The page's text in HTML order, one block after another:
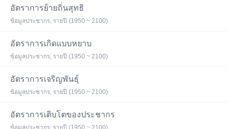
อัตราการย้ายถิ่นสุทธิ
ข้อมูลประชากร, รายปี (1950 ~ 2100)
อัตราการเกิดแบบหยาบ
ข้อมูลประชากร, รายปี (1950 ~ 2100)
อัตราการเจริญพันธุ์
ข้อมูลประชากร, รายปี (1950 ~ 2100)
อัตราการเติบโตของประชากร
ข้อมูลประชากร, รายปี (1950 ~ 2100)